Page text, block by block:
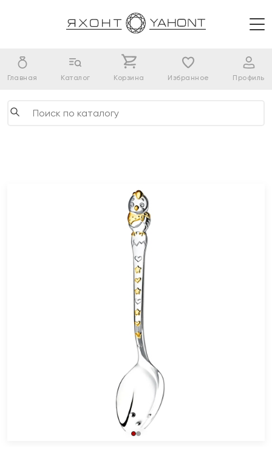
Главная Каталог Корзина Избранное Профиль